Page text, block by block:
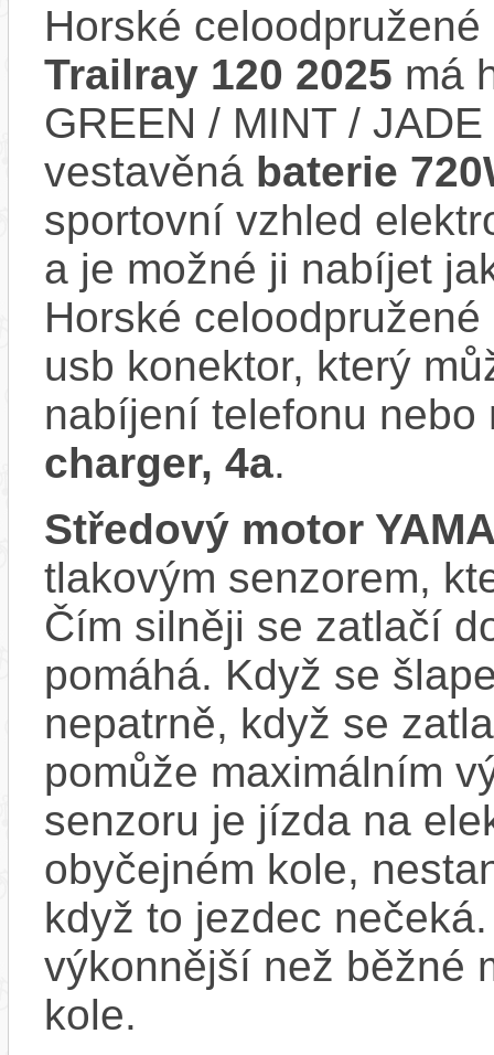
Horské
Trailray 120 2025 má
GREEN / MINT /
vestavěná baterie
sportovní vzhled
a je možné ji nabíjet
Horské
usb konektor, který
nabíjení telefonu
charger, 4a.
Středový motor
tlakovým senzorem,
Čím silněji se zatlačí
pomáhá. Když se
nepatrně, když se
pomůže maximálním
senzoru je jízda na
obyčejném kole,
když to jezdec
výkonnější než běžné
kole.